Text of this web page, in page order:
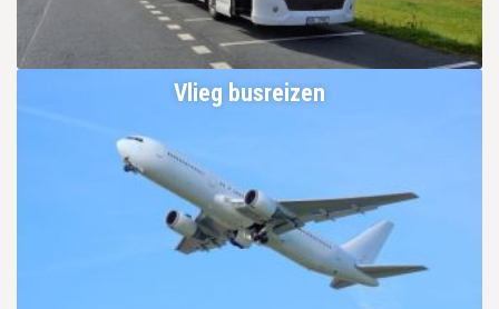
Vlieg busreizen